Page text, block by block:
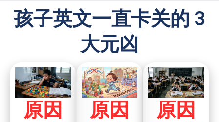
孩子英文一直卡关的 3
大元凶
原因
原因
原因